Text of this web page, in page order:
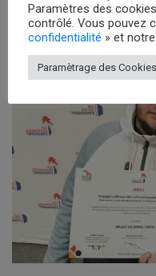
Paramètres des
contrôlé. Vous pouvez
confidentialité » et
Paramètrage des Cookies